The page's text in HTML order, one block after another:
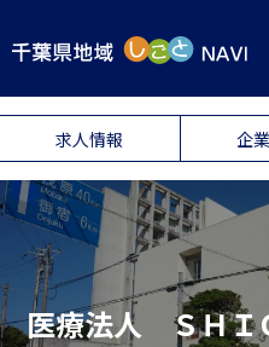
求人情報 企
医療法人 ＳＨ